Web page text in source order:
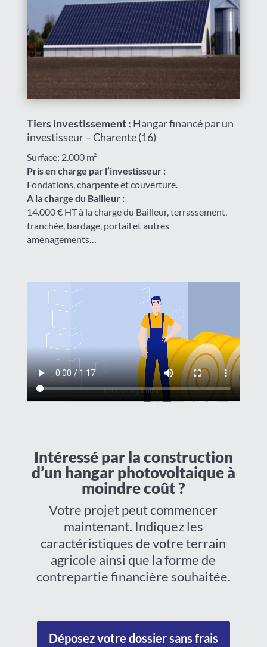
Tiers investissement : Hangar financé par un
investisseur – Charente (16)
Surface: 2.000 m²
Pris en charge par l’investisseur :
Fondations, charpente et couverture.
A la charge du Bailleur :
14.000 € HT à la charge du Bailleur, terrassement,
tranchée, bardage, portail et autres
aménagements…
Intéressé par la construction
d’un hangar photovoltaique à
moindre coût ?
Votre projet peut commencer
maintenant. Indiquez les
caractéristiques de votre terrain
agricole ainsi que la forme de
contrepartie financière souhaitée.
Déposez votre dossier sans frais